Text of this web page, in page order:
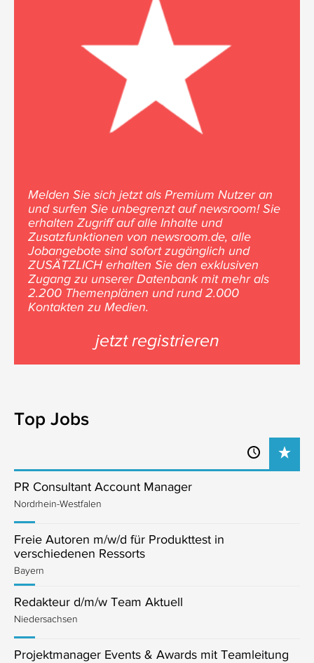
Melden Sie sich jetzt als Premium Nutzer an
und surfen Sie unbegrenzt auf newsroom! Sie
erhalten Zugriff auf alle Inhalte und
Zusatzfunktionen von newsroom.de, alle
Jobangebote sind sofort zugänglich und
ZUSÄTZLICH erhalten Sie den exklusiven
Zugang zu unserer Datenbank mit mehr als
2.200 Themenplänen und rund 2.000
Kontakten zu Medien.
jetzt registrieren
Top Jobs
PR Consultant Account Manager
Nordrhein-Westfalen
Freie Autoren m/w/d für Produkttest in
verschiedenen Ressorts
Bayern
Redakteur d/m/w Team Aktuell
Niedersachsen
Projektmanager Events & Awards mit Teamleitung